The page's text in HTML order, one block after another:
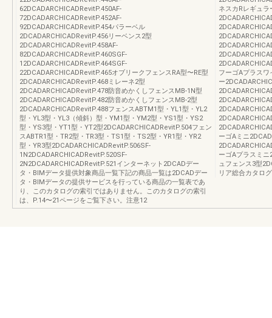
62DCADARCHICADRevitP.450AF-
72DCADARCHICADRevitP.452AF-
92DCADARCHICADRevitP.454パラーベル
2DCADARCHICADRevitP.456リーベンス2型
2DCADARCHICADRevitP.458AF-
82DCADARCHICADRevitP.460SGF-
12DCADARCHICADRevitP.464SGF-
22DCADARCHICADRevitP.465オブリークフェンスRA型〜RE型
2DCADARCHICADRevitP.468ミレーネ2型
2DCADARCHICADRevitP.478防音めかくしフェンスMB-1N型
2DCADARCHICADRevitP.482防音めかくしフェンスMB-2型
2DCADARCHICADRevitP.488フェンスABTM1型・YL1型・YL2
型・YL3型・YL3（傾斜）型・YM1型・YM2型・YS1型・YS2
型・YS3型・YT1型・YT2型2DCADARCHICADRevitP.504フェン
スABTR1型・TR2型・TR3型・TS1型・TS2型・YR1型・YR2
型・YR3型2DCADARCHICADRevitP.506SF-
1N2DCADARCHICADRevitP.520SF-
2N2DCADARCHICADRevitP.521インターネット2DCADデー
タ・BIMデータ提供対象商品一覧下記の商品一覧は2DCADデー
タ・BIMデータの提供サービスを行っている商品の一覧表であ
り、このカタログの索引ではありません。このカタログの索引
は、P.14〜21ページをご覧下さい。注意12
ネスカRレギュ
フーゴAプラス
ー
ーゴAミニ
ーゴAプラスミ
ュフェンス3型
リア総合カタロ